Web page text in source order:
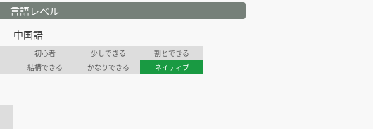
言語レベル
中国語
初心者 少しできる
割とできる
結構できる
かなりできる ネイティブ